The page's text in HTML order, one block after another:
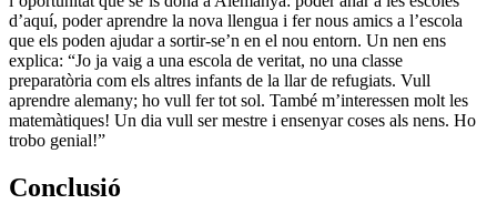
d’aquí, poder aprendre la nova llengua i fer nous amics a l’escola
que els poden ajudar a sortir-se’n en el nou entorn. Un nen ens
explica: “Jo ja vaig a una escola de veritat, no una classe
preparatòria com els altres infants de la llar de refugiats. Vull
aprendre alemany; ho vull fer tot sol. També m’interessen molt les
matemàtiques! Un dia vull ser mestre i ensenyar coses als nens. Ho
trobo genial!”
Conclusió